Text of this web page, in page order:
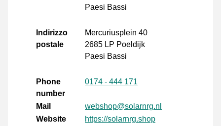
Paesi Bassi
Indirizzo
postale
Mercuriusplein 40
2685 LP Poeldijk
Paesi Bassi
Phone
number
0174 - 444 171
Mail
webshop@solarnrg.nl
Website
https://solarnrg.shop